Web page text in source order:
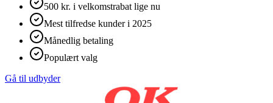
500 kr. i velkomstrabat lige nu
Mest tilfredse kunder i 2025
Månedlig betaling
Populært valg
Gå til udbyder